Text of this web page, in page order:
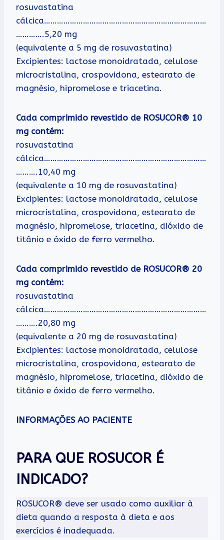
rosuvastatina
cálcica…………………………………………………………………
………….5,20 mg
(equivalente a 5 mg de rosuvastatina)
Excipientes: lactose monoidratada, celulose
microcristalina, crospovidona, estearato de
magnésio, hipromelose e triacetina.
Cada comprimido revestido de ROSUCOR® 10
mg contém:
rosuvastatina
cálcica…………………………………………………………………
……….10,40 mg
(equivalente a 10 mg de rosuvastatina)
Excipientes: lactose monoidratada, celulose
microcristalina, crospovidona, estearato de
magnésio, hipromelose, triacetina, dióxido de
titânio e óxido de ferro vermelho.
Cada comprimido revestido de ROSUCOR® 20
mg contém:
rosuvastatina
cálcica…………………………………………………………………
……….20,80 mg
(equivalente a 20 mg de rosuvastatina)
Excipientes: lactose monoidratada, celulose
microcristalina, crospovidona, estearato de
magnésio, hipromelose, triacetina, dióxido de
titânio e óxido de ferro vermelho.
INFORMAÇÕES AO PACIENTE
PARA QUE ROSUCOR É
INDICADO?
ROSUCOR® deve ser usado como auxiliar à
dieta quando a resposta à dieta e aos
exercícios é inadequada.